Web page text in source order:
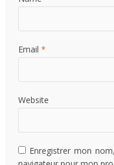
Email *
Website
Enregistrer mon